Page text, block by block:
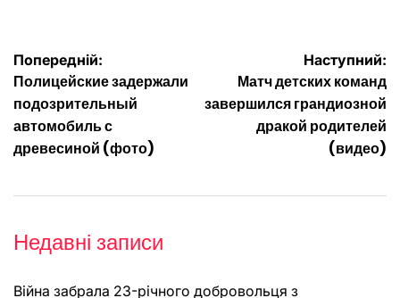
Навігація
записів
Попередній:
Полицейские задержали
подозрительный
автомобиль с
древесиной (фото)
Наступний:
Матч детских команд
завершился грандиозной
дракой родителей
(видео)
Недавні записи
Війна забрала 23-річного добровольця з